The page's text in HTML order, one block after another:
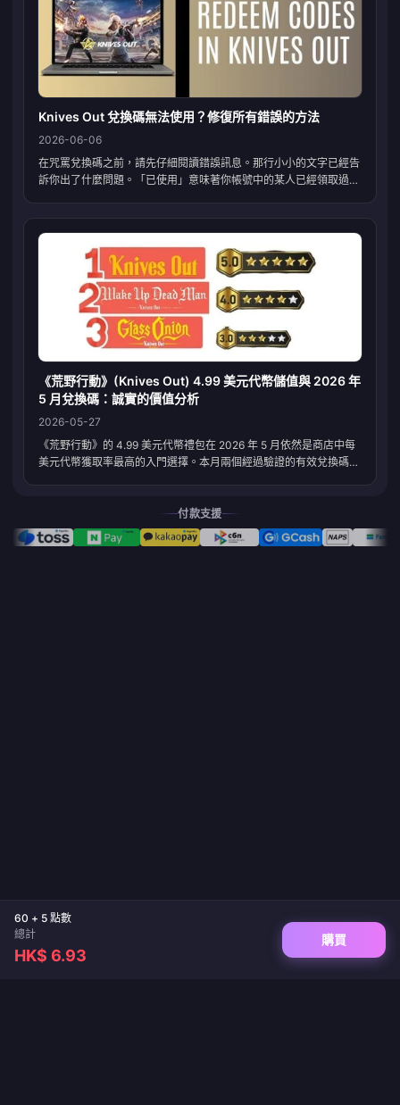
60 + 5 點數
總計
HK$ 6.93
購買
Knives Out 兌換碼無法使用？修復所有錯誤的方法
2026-06-06
在咒罵兌換碼之前，請先仔細閱讀錯誤訊息。那行小小的文字已經告
訴你出了什麼問題。「已使用」意味著你帳號中的某人已經領取過，
效」則幾乎總是拼寫錯誤、不小心多輸入了空格，或者是活動期限在
幾週前就已截止。在放棄該兌換碼之前，請依序檢查：拼寫、伺服
器、信箱。
《荒野行動》(Knives Out) 4.99 美元代幣儲值與 2026 年
5 月兌換碼：誠實的價值分析
2026-05-27
《荒野行動》的 4.99 美元代幣禮包在 2026 年 5 月依然是商店中每
美元代幣獲取率最高的入門選擇。本月兩個經過驗證的有效兌換碼
間戳——可以與該禮包完美疊加。如果你是一位預算有限的玩家，正
在考慮本月如何花掉這筆小額...
付款支援